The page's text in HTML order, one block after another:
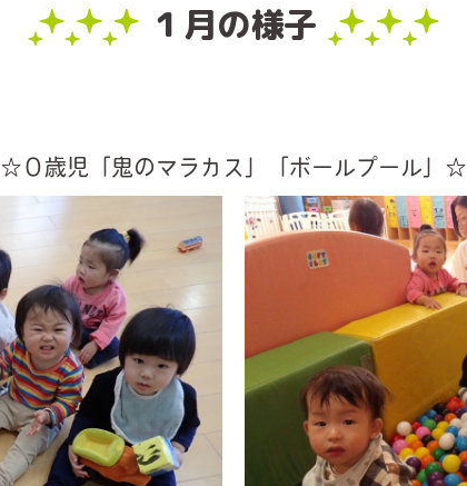
１月の様子
☆０歳児「鬼のマラカス」「ボールプール」☆